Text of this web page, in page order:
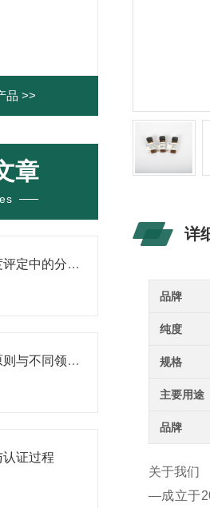
品 >>
章
标准物质不确定度评定中的分量识别与量化计算方法
标准物质的选择原则与不同领域应用匹配性分析
证过程
详
品牌
纯度
规格
主要用途
品牌
关于我们
—成立于